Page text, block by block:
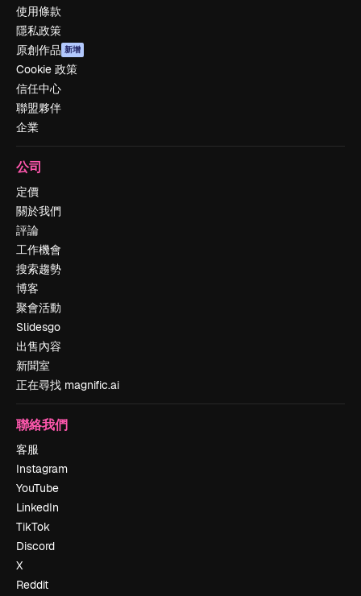
使用條款
隱私政策
原創作品 新增
Cookie 政策
信任中心
聯盟夥伴
企業
公司
定價
關於我們
評論
工作機會
搜索趨勢
博客
聚會活動
Slidesgo
出售內容
新聞室
正在尋找 magnific.ai
聯絡我們
客服
Instagram
YouTube
LinkedIn
TikTok
Discord
X
Reddit